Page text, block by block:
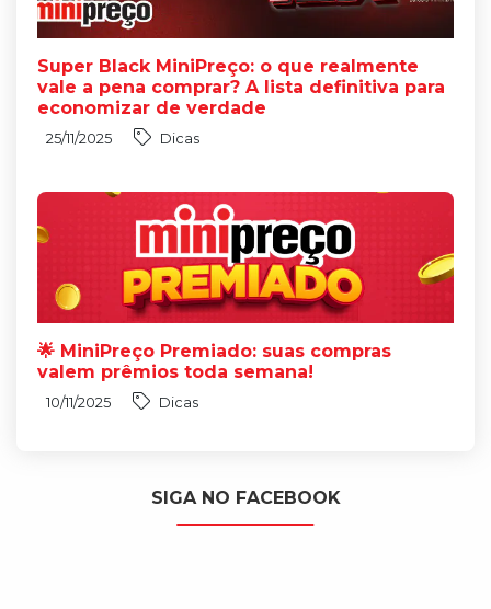
Super Black MiniPreço: o que realmente
vale a pena comprar? A lista definitiva para
economizar de verdade
25/11/2025 Dicas
🌟 MiniPreço Premiado: suas compras
valem prêmios toda semana!
10/11/2025 Dicas
SIGA NO FACEBOOK